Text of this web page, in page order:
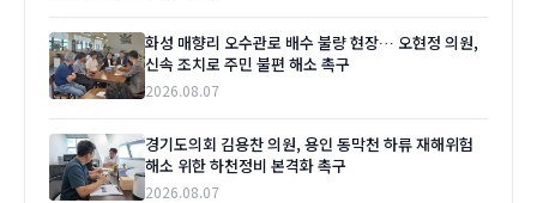
화성 매향리 오수관로 배수 불량 현장… 오현정 의원,
신속 조치로 주민 불편 해소 촉구
2026.08.07
경기도의회 김용찬 의원, 용인 동막천 하류 재해위험
해소 위한 하천정비 본격화 촉구
2026.08.07